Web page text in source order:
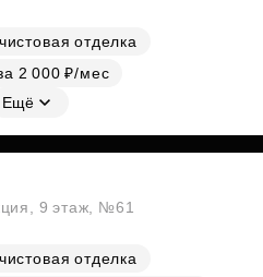
отделка
2 000 ₽/мес
Ещё
9 этаж, №61
отделка